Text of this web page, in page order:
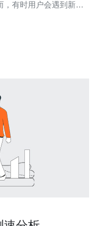
，有时用户会遇到新加
分析造成这一问题的